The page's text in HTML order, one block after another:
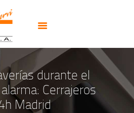
durante el
Cerrajeros
Madrid
24H
CCTV